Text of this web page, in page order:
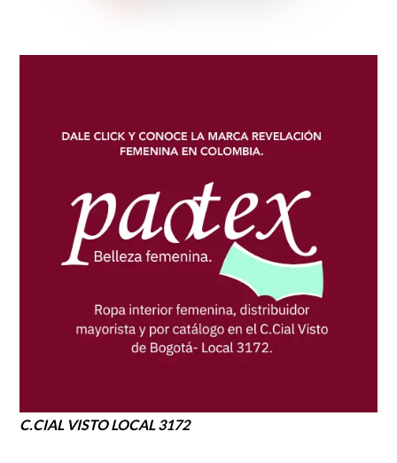
C.CIAL VISTO LOCAL 3172